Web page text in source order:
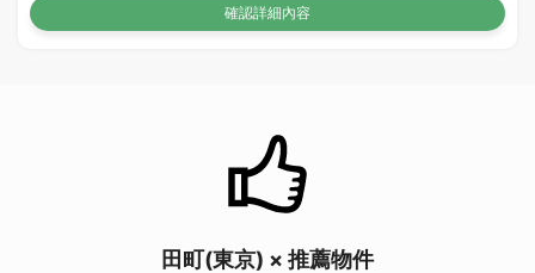
確認詳細內容
田町(東京) × 推薦物件